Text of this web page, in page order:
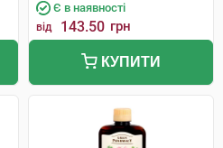
Є в наявності
від 143.50 грн
КУПИТИ